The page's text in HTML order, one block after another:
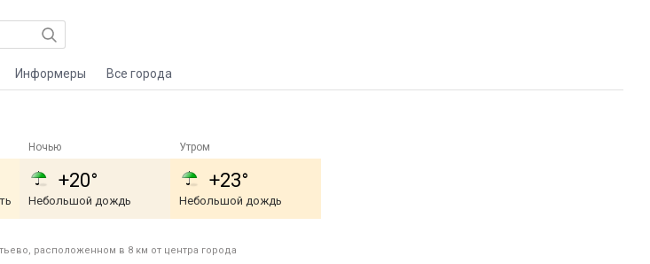
Информеры Все города
Ночью
+20°
Небольшой дождь
Утром
+23°
Небольшой дождь
расположенном в 8 км от центра города